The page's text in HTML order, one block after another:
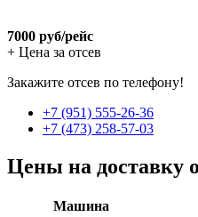
7000 руб/рейс
+ Цена за отсев
Закажите отсев по телефону!
+7 (951) 555-26-36
+7 (473) 258-57-03
Цены на доставку
Машина